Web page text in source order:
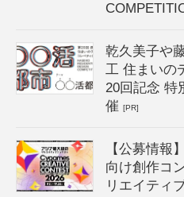
乾久美子や
工 住まいの
20回記念 特
催[PR]
【公募情報
向け創作コ
リエイティ